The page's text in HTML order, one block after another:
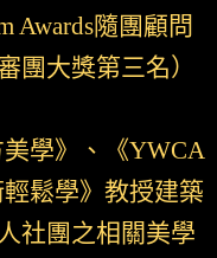
Awards隨團顧問
團大獎第三名）
學》、《YWCA
鬆學》教授建築
社團之相關美學